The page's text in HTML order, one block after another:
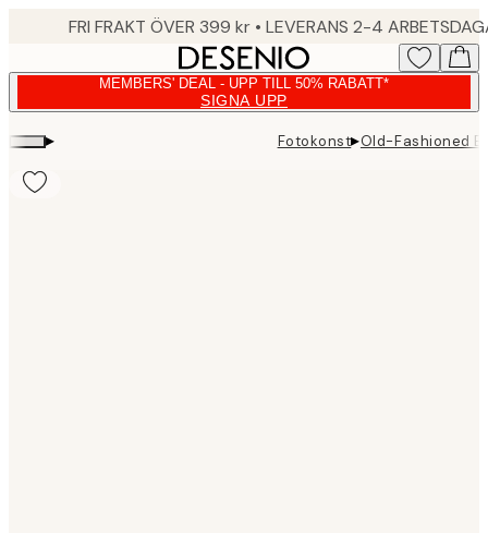
FRI FRAKT ÖVER 399 kr • LEVERANS 2-4
MEMBERS' DEAL - UPP TILL 50% RABATT*
SIGNA UPP
▸ Fotokonst▸Old-Fashioned